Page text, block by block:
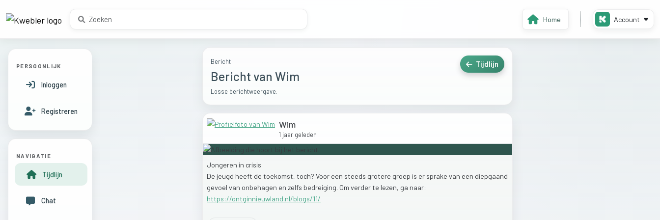
Home Account
Bericht
Bericht van Wim
Losse berichtweergave.
Tijdlijn
Wim
1 jaar geleden
Jongeren in crisis
De jeugd heeft de toekomst, toch? Voor een steeds grotere groep is er sprake van een diepgaand
gevoel van onbehagen en zelfs bedreiging. Om verder te lezen, ga naar:
https://ontginnieuwland.nl/blogs/11/
PERSOONLIJK
Inloggen
Registreren
NAVIGATIE
Tijdlijn
Chat